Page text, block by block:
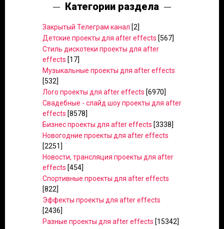
Категории раздела
Закрытый Телеграм канал [2]
Детские проекты для after effects [567]
Стиль дискотеки проекты для after
effects [17]
Музыкальные проекты для after effects
[532]
Лого проекты для after effects [6970]
Свадебные - слайд шоу проекты для after
effects [8578]
Бизнес проекты для after effects [3338]
Новогодние проекты для after effects
[2251]
Новости, трансляция проекты для after
effects [454]
Спортивные проекты для after effects
[822]
Эффекты проекты для after effects
[2436]
Разные проекты для after effects [15342]